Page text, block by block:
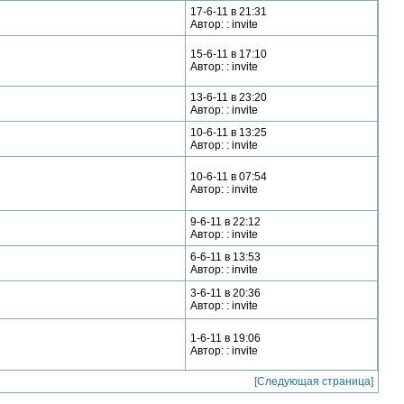
17-6-11 в 21:31
Автор: : invite
15-6-11 в 17:10
Автор: : invite
13-6-11 в 23:20
Автор: : invite
10-6-11 в 13:25
Автор: : invite
10-6-11 в 07:54
Автор: : invite
9-6-11 в 22:12
Автор: : invite
6-6-11 в 13:53
Автор: : invite
3-6-11 в 20:36
Автор: : invite
1-6-11 в 19:06
Автор: : invite
[Следующая страница]